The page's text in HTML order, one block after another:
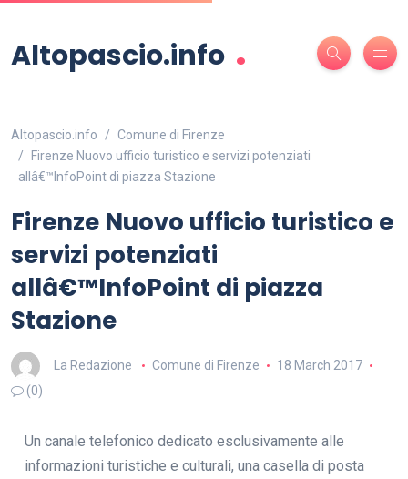
Altopascio.info .
Altopascio.info
Comune di Firenze
Firenze Nuovo ufficio turistico e servizi potenziati
allâ€™InfoPoint di piazza Stazione
Firenze Nuovo ufficio turistico e
servizi potenziati
allâ€™InfoPoint di piazza
Stazione
La Redazione Comune di Firenze
18 March 2017
(0)
Un canale telefonico dedicato esclusivamente alle
informazioni turistiche e culturali, una casella di posta